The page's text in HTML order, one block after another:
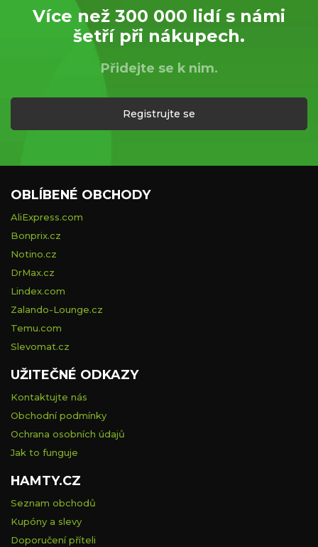
Více než 300 000 lidí s námi
šetří při nákupech.
Přidejte se k nim.
Registrujte se
OBLÍBENÉ OBCHODY
AliExpress.com
Bonprix.cz
Notino.cz
DrMax.cz
Lindex.com
Zalando-Lounge.cz
Temu.com
Slevomat.cz
UŽITEČNÉ ODKAZY
Kontaktujte nás
Obchodní podmínky
Ochrana osobních údajů
Jak to funguje
HAMTY.CZ
Seznam obchodů
Kupóny a slevy
Doporučení příteli